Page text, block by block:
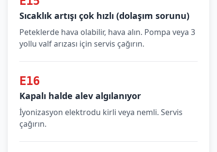
Sıcaklık artışı çok hızlı (dolaşım sorunu)
Peteklerde hava olabilir, hava alın. Pompa veya 3
yollu valf arızası için servis çağırın.
E16
Kapalı halde alev algılanıyor
İyonizasyon elektrodu kirli veya nemli. Servis
çağırın.